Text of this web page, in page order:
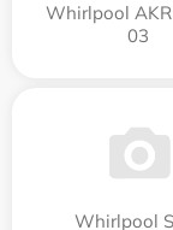
Whirlpool
03
Whirlpool